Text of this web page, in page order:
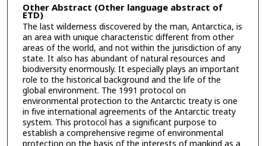
Other Abstract (Other language abstract of
ETD)
The last wilderness discovered by the man, Antarctica, is
an area with unique characteristic different from other
areas of the world, and not within the jurisdiction of any
state. It also has abundant of natural resources and
biodiversity enormously. It especially plays an important
role to the historical background and the life of the
global environment. The 1991 protocol on
environmental protection to the Antarctic treaty is one
in five international agreements of the Antarctic treaty
system. This protocol has a significant purpose to
establish a comprehensive regime of environmental